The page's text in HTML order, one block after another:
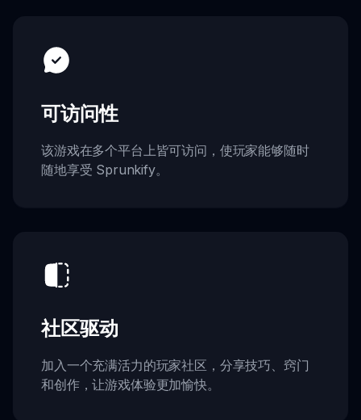
可访问性
该游戏在多个平台上皆可访问，使玩家能够随时
随地享受 Sprunkify。
社区驱动
加入一个充满活力的玩家社区，分享技巧、窍门
和创作，让游戏体验更加愉快。